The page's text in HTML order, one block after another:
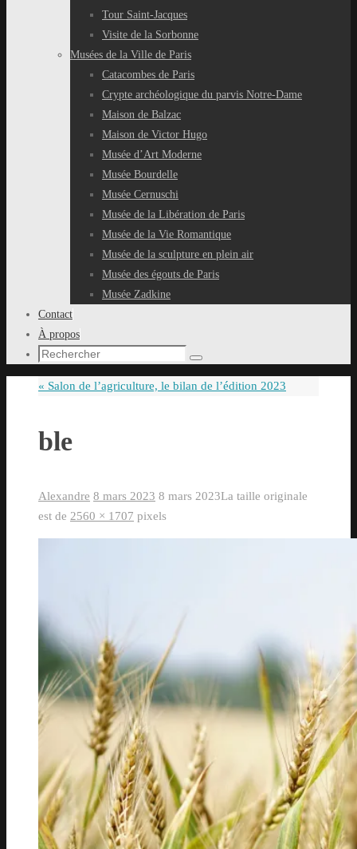
Tour Saint-Jacques
Visite de la Sorbonne
Musées de la Ville de Paris
Catacombes de Paris
Crypte archéologique du parvis Notre-Dame
Maison de Balzac
Maison de Victor Hugo
Musée d’Art Moderne
Musée Bourdelle
Musée Cernuschi
Musée de la Libération de Paris
Musée de la Vie Romantique
Musée de la sculpture en plein air
Musée des égouts de Paris
Musée Zadkine
Contact
À propos
Recherche
:
Rechercher
« Salon de l’agriculture, le bilan de l’édition 2023
ble
Alexandre 8 mars 2023 8 mars 2023La taille originale
est de 2560 × 1707 pixels